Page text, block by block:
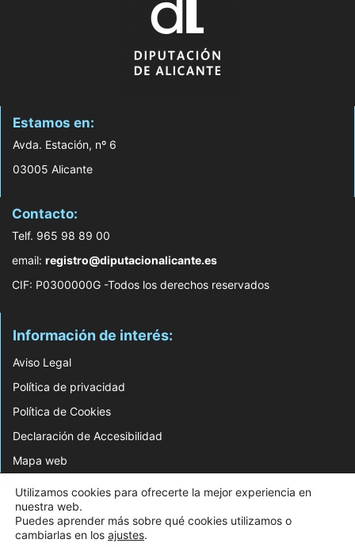
Estamos en:
Avda. Estación, nº 6
03005 Alicante
Contacto:
Telf. 965 98 89 00
email: registro@diputacionalicante.es
CIF: P0300000G -Todos los derechos reservados
Información de interés:
Aviso Legal
Política de privacidad
Política de Cookies
Declaración de Accesibilidad
Mapa web
© 2026 Web Desarrollada por el Servicio de Informática de Diputación de
Utilizamos cookies para ofrecerte la mejor experiencia en
nuestra web.
Puedes aprender más sobre qué cookies utilizamos o
cambiarlas en los ajustes.